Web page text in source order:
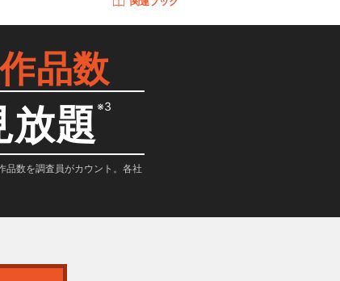
品数
放題※3
品数を調査員がカウント。各社